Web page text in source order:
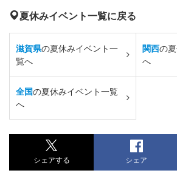
夏休みイベント一覧に戻る
滋賀県の夏休みイベント一
覧へ
関西の
へ
全国の夏休みイベント一覧
へ
シェアする シェア